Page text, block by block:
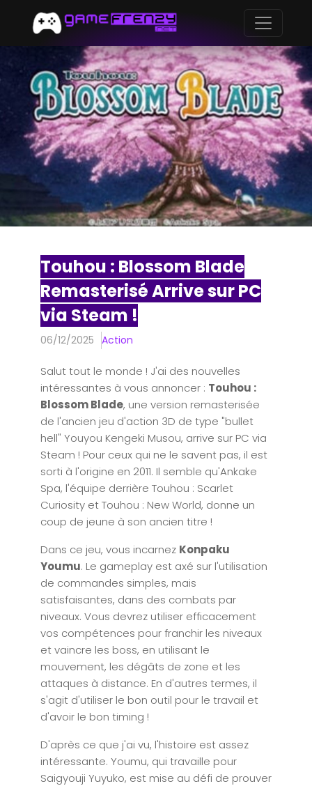
Touhou : Blossom Blade
Remasterisé Arrive sur PC
via Steam !
06/12/2025 Action
Salut tout le monde ! J'ai des nouvelles
intéressantes à vous annoncer : Touhou :
Blossom Blade, une version remasterisée
de l'ancien jeu d'action 3D de type "bullet
hell" Youyou Kengeki Musou, arrive sur PC via
Steam ! Pour ceux qui ne le savent pas, il est
sorti à l'origine en 2011. Il semble qu'Ankake
Spa, l'équipe derrière Touhou : Scarlet
Curiosity et Touhou : New World, donne un
coup de jeune à son ancien titre !
Dans ce jeu, vous incarnez Konpaku
Youmu. Le gameplay est axé sur l'utilisation
de commandes simples, mais
satisfaisantes, dans des combats par
niveaux. Vous devrez utiliser efficacement
vos compétences pour franchir les niveaux
et vaincre les boss, en utilisant le
mouvement, les dégâts de zone et les
attaques à distance. En d'autres termes, il
s'agit d'utiliser le bon outil pour le travail et
d'avoir le bon timing !
D'après ce que j'ai vu, l'histoire est assez
intéressante. Youmu, qui travaille pour
Saigyouji Yuyuko, est mise au défi de prouver